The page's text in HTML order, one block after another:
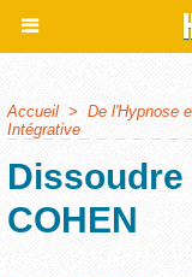
Accueil > De l'Hypnose
Intégrative
COHEN